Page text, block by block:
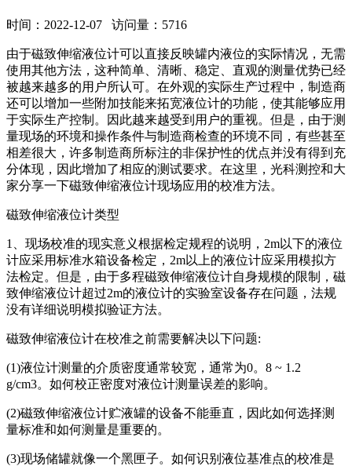
时间：2022-12-07 访问量：5716
由于磁致伸缩液位计可以直接反映罐内液位的实际情况，无需
使用其他方法，这种简单、清晰、稳定、直观的测量优势已经
被越来越多的用户所认可。在外观的实际生产过程中，制造商
还可以增加一些附加技能来拓宽液位计的功能，使其能够应用
于实际生产控制。因此越来越受到用户的重视。但是，由于测
量现场的环境和操作条件与制造商检查的环境不同，有些甚至
相差很大，许多制造商所标注的非保护性的优点并没有得到充
分体现，因此增加了相应的测试要求。在这里，光科测控和大
家分享一下磁致伸缩液位计现场应用的校准方法。
磁致伸缩液位计类型
1、现场校准的现实意义根据检定规程的说明，2m以下的液位
计应采用标准水箱设备检定，2m以上的液位计应采用模拟方
法检定。但是，由于多程磁致伸缩液位计自身规模的限制，磁
致伸缩液位计超过2m的液位计的实验室设备存在问题，法规
没有详细说明模拟验证方法。
磁致伸缩液位计在校准之前需要解决以下问题:
(1)液位计测量的介质密度通常较宽，通常为0。8 ~ 1.2
g/cm3。如何校正密度对液位计测量误差的影响。
(2)磁致伸缩液位计贮液罐的设备不能垂直，因此如何选择测
量标准和如何测量是重要的。
(3)现场储罐就像一个黑匣子。如何识别液位基准点的校准是